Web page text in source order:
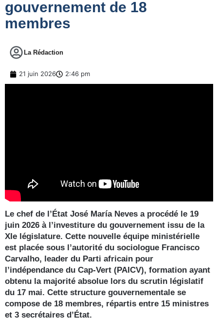
gouvernement de 18
membres
La Rédaction
21 juin 2026 2:46 pm
Le chef de l’État José María Neves a procédé le 19
juin 2026 à l’investiture du gouvernement issu de la
XIe législature. Cette nouvelle équipe ministérielle
est placée sous l’autorité du sociologue Francisco
Carvalho, leader du Parti africain pour
l’indépendance du Cap-Vert (PAICV), formation ayant
obtenu la majorité absolue lors du scrutin législatif
du 17 mai. Cette structure gouvernementale se
compose de 18 membres, répartis entre 15 ministres
et 3 secrétaires d’État.